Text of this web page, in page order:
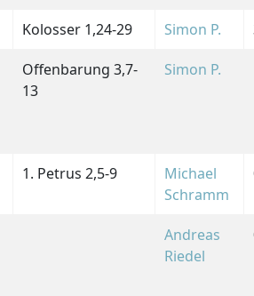
Kolosser 1,24-29 Simon P.
Offenbarung 3,7-
13
Simon P.
1. Petrus 2,5-9
Michael
Schramm
Andreas
Riedel